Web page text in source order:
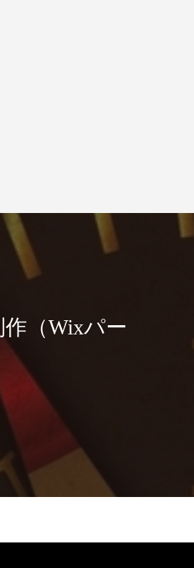
（Wixパー